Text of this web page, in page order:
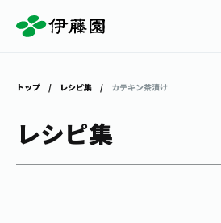
トップ レシピ集 カテキン茶漬け
レシピ集